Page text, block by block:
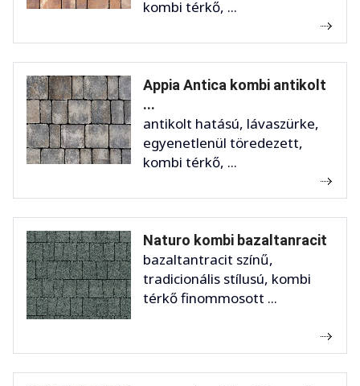
kombi térkő, ...
Appia Antica kombi antikolt
...
antikolt hatású, lávaszürke,
egyenetlenül töredezett,
kombi térkő, ...
Naturo kombi bazaltanracit
bazaltantracit színű,
tradicionális stílusú, kombi
térkő finommosott ...